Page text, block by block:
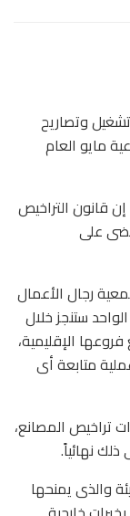
الصناعية نحو 7150 رخصة تشغيل وتصاريح
مايو العام
قانون التراخيص
على
رجال الأعمال
ستنجز خلال
الإقليمية،
متابعة أى
تراخيص المصانع،
نهائياً.
والذى يمنحها